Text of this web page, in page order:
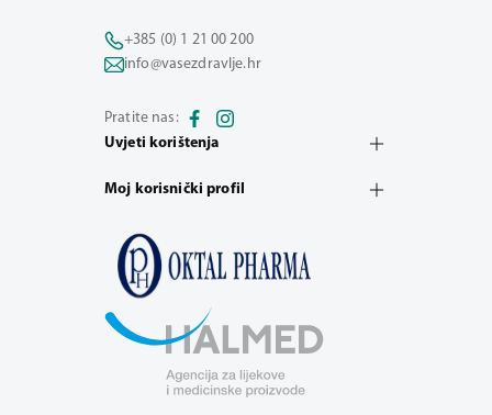
+385 (0) 1 21 00 200
info@vasezdravlje.hr
Pratite nas:
Uvjeti korištenja
Moj korisnički profil